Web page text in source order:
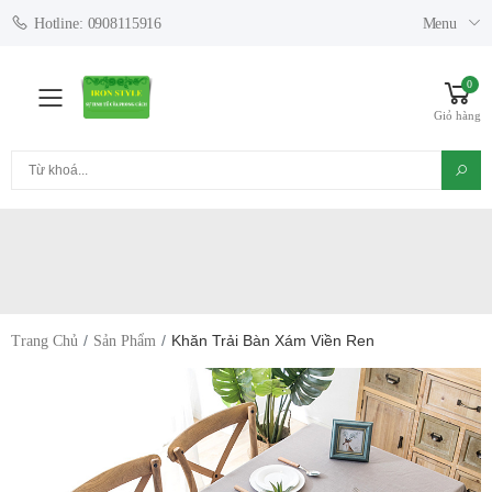
Hotline: 0908115916 Menu
Toggle mobile menu
0
Giỏ hàng
Trang Chủ Sản Phẩm Khăn Trải Bàn Xám Viền Ren